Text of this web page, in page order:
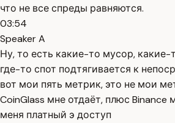
что не все спреды равняются.
03:54
Speaker A
Ну, то есть какие-то мусор, какие-
где-то спот подтягивается к
вот мои пять метрик, это не мои
CoinGlass мне отдаёт, плюс Binance
меня платный э доступ